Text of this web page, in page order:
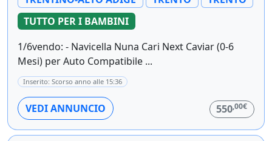
TUTTO PER I BAMBINI
1/6vendo: - Navicella Nuna Cari Next Caviar (0-6
Mesi) per Auto Compatibile ...
Inserito: Scorso anno alle 15:36
VEDI ANNUNCIO 550,00€